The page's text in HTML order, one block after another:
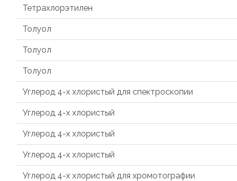
Тетрахлорэтилен
Толуол
Толуол
Толуол
Углерод 4-х хлористый для спектроскопии
Углерод 4-х хлористый
Углерод 4-х хлористый
Углерод 4-х хлористый
Углерод 4-х хлористый для хромотографии